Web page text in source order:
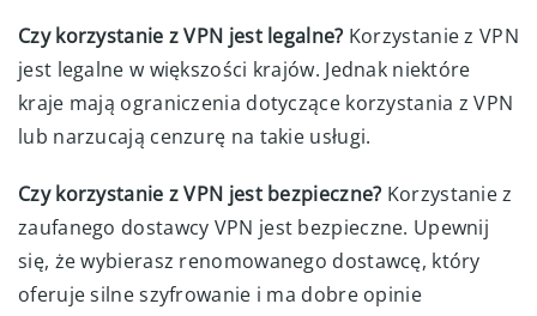
Czy korzystanie z VPN jest legalne? Korzystanie z VPN
jest legalne w większości krajów. Jednak niektóre
kraje mają ograniczenia dotyczące korzystania z VPN
lub narzucają cenzurę na takie usługi.
Czy korzystanie z VPN jest bezpieczne? Korzystanie z
zaufanego dostawcy VPN jest bezpieczne. Upewnij
się, że wybierasz renomowanego dostawcę, który
oferuje silne szyfrowanie i ma dobre opinie